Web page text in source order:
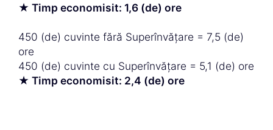
★ Timp economisit: 1,6 (de) ore
450 (de) cuvinte fără Superînvățare = 7,5 (de)
ore
450 (de) cuvinte cu Superînvățare = 5,1 (de) ore
★ Timp economisit: 2,4 (de) ore